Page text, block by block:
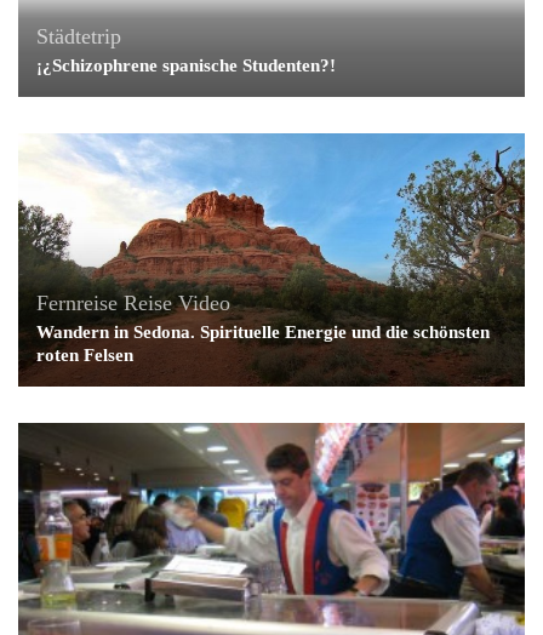
Städtetrip
¡¿Schizophrene spanische Studenten?!
Fernreise Reise Video
Wandern in Sedona. Spirituelle Energie und die schönsten
roten Felsen